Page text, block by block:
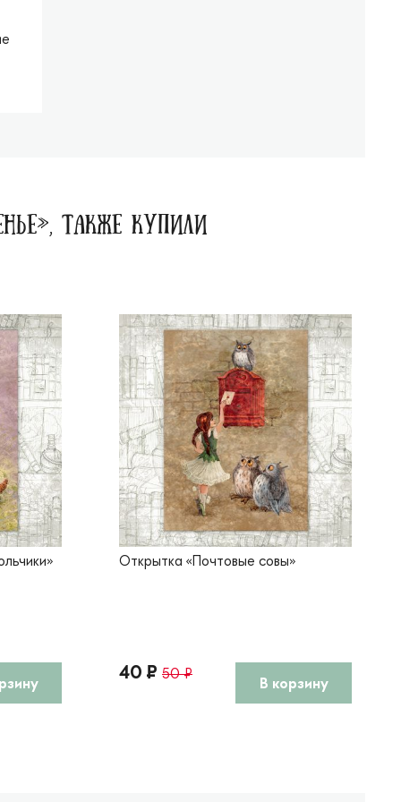
ТАКЖЕ КУПИЛИ
Открытка «Почтовые совы»
40 ₽ 50 ₽
В корзину